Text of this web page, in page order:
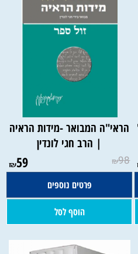
הראי"ה המבואר -מידות הראיה
| הרב חגי לונדין
₪98
₪59
פרטים נוספים
הוסף לסל